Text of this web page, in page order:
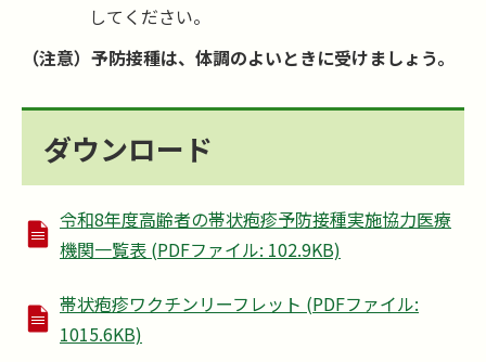
してください。
（注意）予防接種は、体調のよいときに受けましょう。
ダウンロード
令和8年度高齢者の帯状疱疹予防接種実施協力医療
機関一覧表 (PDFファイル: 102.9KB)
帯状疱疹ワクチンリーフレット (PDFファイル:
1015.6KB)